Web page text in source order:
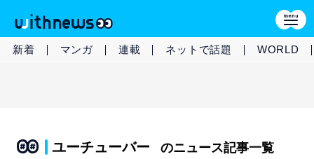
新着 マンガ 連載 ネットで話題 WORLD
ユーチューバー のニュース記事一覧